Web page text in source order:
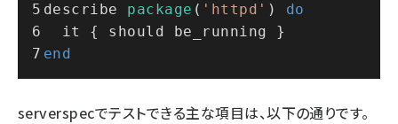
describe package ( 'httpd' ) do
  it { should be_running }
end
serverspecでテストできる主な項目は、以下の通りです。